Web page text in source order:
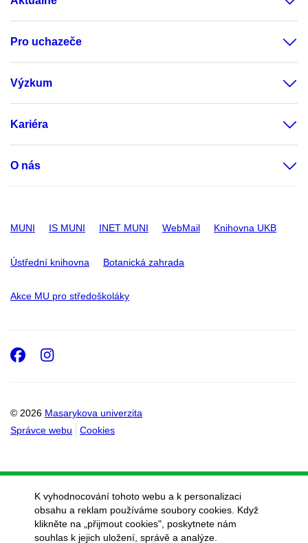
Pro uchazeče
Výzkum
Kariéra
O nás
MUNI IS MUNI INET MUNI WebMail Knihovna UKB
Ústřední knihovna Botanická zahrada
Akce MU pro středoškoláky
© 2026 Masarykova univerzita
Správce webu
Cookies
Facebook
Instagram
K vyhodnocování tohoto webu a k personalizaci
obsahu a reklam používáme soubory cookies. Když
klikněte na „přijmout cookies", poskytnete nám
souhlas k jejich uložení, správě a analýze.